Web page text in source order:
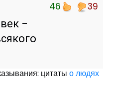
46 39
-
цитатыо людях